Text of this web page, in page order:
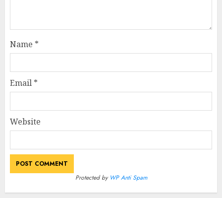
Name *
Email *
Website
Protected by WP Anti Spam